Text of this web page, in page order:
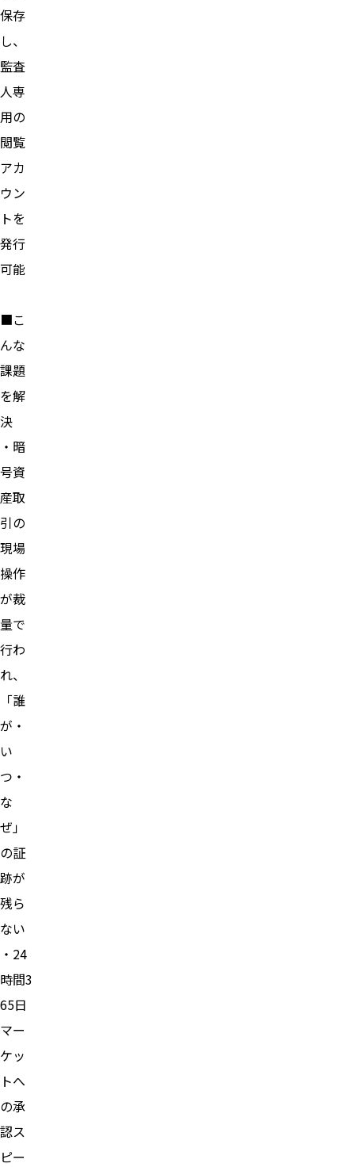
保存
し、
監査
人専
用の
閲覧
アカ
ウン
トを
発行
可能
■こ
んな
課題
を解
決
・暗
号資
産取
引の
現場
操作
が裁
量で
行わ
れ、
「誰
が・
い
つ・
な
ぜ」
の証
跡が
残ら
ない
・24
時間3
65日
マー
ケッ
トへ
の承
認ス
ピー